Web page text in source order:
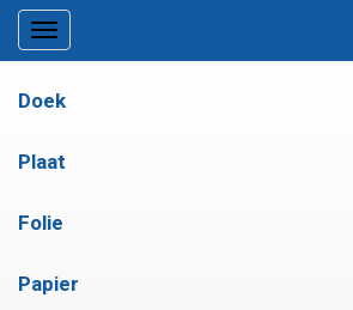
Doek
Plaat
Folie
Papier